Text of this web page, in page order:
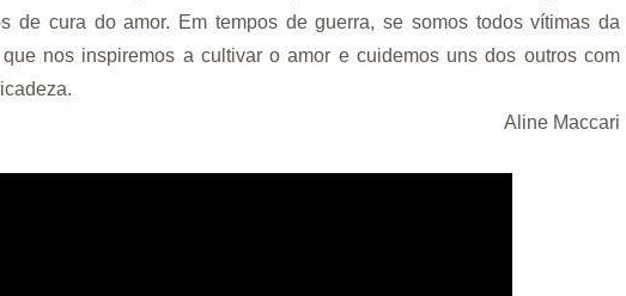
de cura do amor. Em tempos de guerra, se somos todos vítimas da
nos inspiremos a cultivar o amor e cuidemos uns dos outros com
Aline Maccari